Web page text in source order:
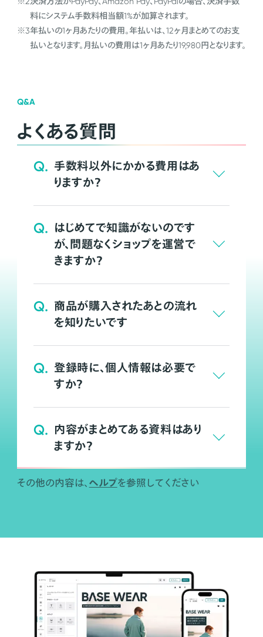
料にシステム手数料相当額1%が加算されます。
※3年払いの1ヶ月あたりの費用。年払いは、12ヶ月まとめてのお支
払いとなります。月払いの費用は1ヶ月あたり19,980円となります。
Q&A
よくある質問
Q. 手数料以外にかかる費用はあ
りますか？
Q. はじめてで知識がないのです
が、問題なくショップを運営で
きますか？
Q. 商品が購入されたあとの流れ
を知りたいです
Q. 登録時に、個人情報は必要で
すか？
Q. 内容がまとめてある資料はあり
ますか？
その他の内容は、 ヘルプを参照してください